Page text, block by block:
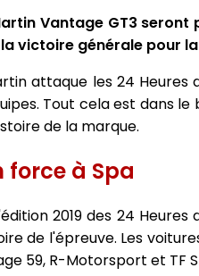
Vantage GT3
victoire générale pour
attaque les 24
Tout cela est dans
de la marque.
force à Spa
2019 des 24
de l'épreuve. Les
59, R-Motorsport et TF